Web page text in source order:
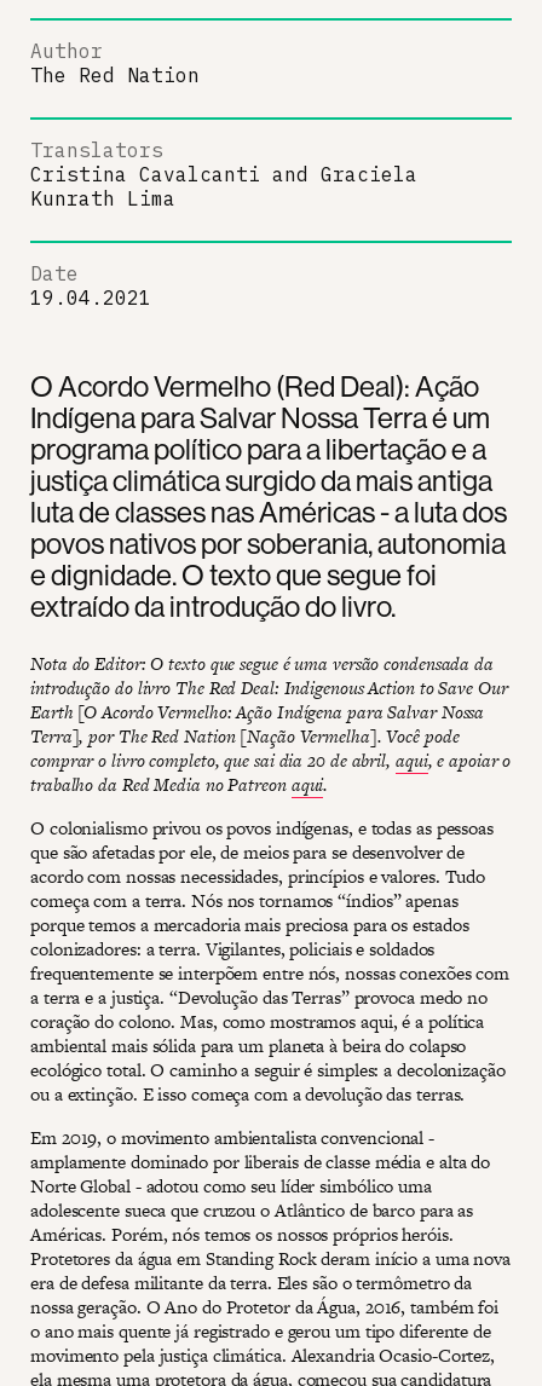
O Acordo Vermelho (Red Deal): Ação
Indígena para Salvar Nossa Terra é um
programa político para a libertação e a
justiça climática surgido da mais antiga
luta de classes nas Américas - a luta dos
povos nativos por soberania, autonomia
e dignidade. O texto que segue foi
extraído da introdução do livro.
Nota do Editor: O texto que segue é uma versão condensada da
introdução do livro The Red Deal: Indigenous Action to Save Our
Earth [O Acordo Vermelho: Ação Indígena para Salvar Nossa
Terra], por The Red Nation [Nação Vermelha]. Você pode
comprar o livro completo, que sai dia 20 de abril, aqui, e apoiar o
trabalho da Red Media no Patreonaqui.
O colonialismo privou os povos indígenas, e todas as pessoas
que são afetadas por ele, de meios para se desenvolver de
acordo com nossas necessidades, princípios e valores. Tudo
começa com a terra. Nós nos tornamos “índios” apenas
porque temos a mercadoria mais preciosa para os estados
colonizadores: a terra. Vigilantes, policiais e soldados
frequentemente se interpõem entre nós, nossas conexões com
a terra e a justiça. “Devolução das Terras” provoca medo no
coração do colono. Mas, como mostramos aqui, é a política
ambiental mais sólida para um planeta à beira do colapso
ecológico total. O caminho a seguir é simples: a decolonização
ou a extinção. E isso começa com a devolução das terras.
Em 2019, o movimento ambientalista convencional -
amplamente dominado por liberais de classe média e alta do
Norte Global - adotou como seu líder simbólico uma
adolescente sueca que cruzou o Atlântico de barco para as
Américas. Porém, nós temos os nossos próprios heróis.
Protetores da água em Standing Rock deram início a uma nova
era de defesa militante da terra. Eles são o termômetro da
nossa geração. O Ano do Protetor da Água, 2016, também foi
o ano mais quente já registrado e gerou um tipo diferente de
movimento pela justiça climática. Alexandria Ocasio-Cortez,
ela mesma uma protetora da água, começou sua candidatura
Author
The Red Nation
Translators
Cristina Cavalcanti and Graciela
Kunrath Lima
Date
19.04.2021